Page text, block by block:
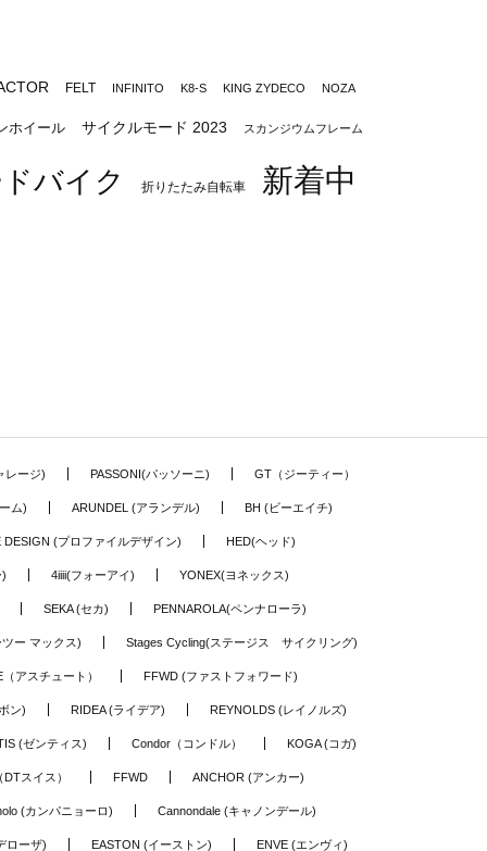
FELT INFINITO K8-S KING ZYDECO NOZA
ホイール サイクルモード 2023 スカンジウムフレーム
バイク 折りたたみ自転車 新着中
レージ) PASSONI(パッソーニ) GT（ジーティー）
ム) ARUNDEL (アランデル) BH (ビーエイチ)
DESIGN (プロファイルデザイン) HED(ヘッド)
4iiii(フォーアイ) YONEX(ヨネックス)
SEKA (セカ) PENNAROLA(ペンナローラ)
ー マックス) Stages Cycling(ステージス サイクリング)
アスチュート） FFWD (ファストフォワード)
ン) RIDEA (ライデア) REYNOLDS (レイノルズ)
(ゼンティス) Condor（コンドル） KOGA (コガ)
スイス） FFWD ANCHOR (アンカー)
(カンパニョーロ) Cannondale (キャノンデール)
ローザ) EASTON (イーストン) ENVE (エンヴィ)